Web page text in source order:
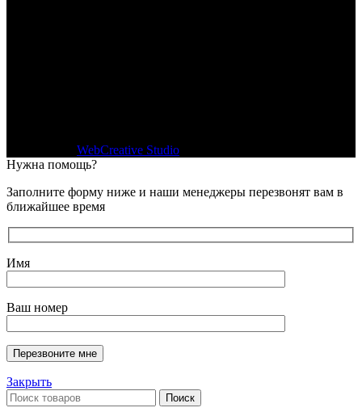
WebCreative Studio
Нужна помощь?
Заполните форму ниже и наши менеджеры перезвонят вам в
ближайшее время
Имя
Ваш номер
Закрыть
Поиск